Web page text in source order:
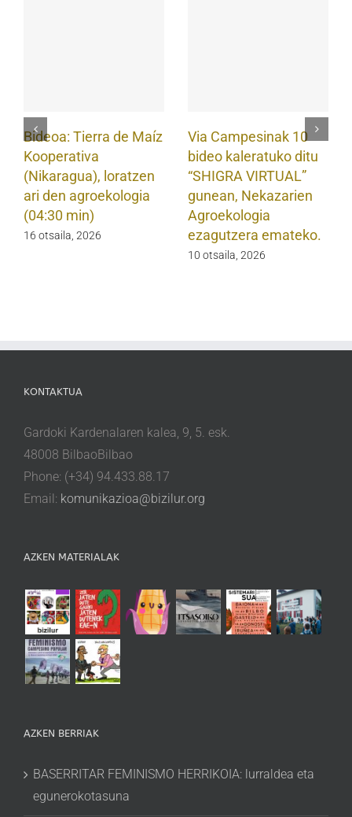
Bideoa: Tierra de Maíz
Kooperativa
(Nikaragua), loratzen
ari den agroekologia
(04:30 min)
16 otsaila, 2026
Via Campesinak 10
bideo kaleratuko ditu
“SHIGRA VIRTUAL”
gunean, Nekazarien
Agroekologia
ezagutzera emateko.
10 otsaila, 2026
KONTAKTUA
Gardoki Kardenalaren kalea, 9, 5. esk.
48008 BilbaoBilbao
Phone: (+34) 94.433.88.17
Email: komunikazioa@bizilur.org
AZKEN MATERIALAK
AZKEN BERRIAK
BASERRITAR FEMINISMO HERRIKOIA: lurraldea eta
egunerokotasuna